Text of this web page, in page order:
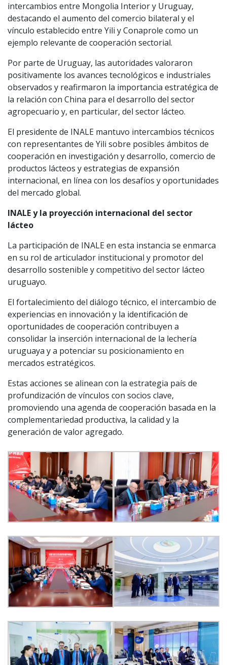
intercambios entre Mongolia Interior y Uruguay,
destacando el aumento del comercio bilateral y el
vínculo establecido entre Yili y Conaprole como un
ejemplo relevante de cooperación sectorial.
Por parte de Uruguay, las autoridades valoraron
positivamente los avances tecnológicos e industriales
observados y reafirmaron la importancia estratégica de
la relación con China para el desarrollo del sector
agropecuario y, en particular, del sector lácteo.
El presidente de INALE mantuvo intercambios técnicos
con representantes de Yili sobre posibles ámbitos de
cooperación en investigación y desarrollo, comercio de
productos lácteos y estrategias de expansión
internacional, en línea con los desafíos y oportunidades
del mercado global.
INALE y la proyección internacional del sector
lácteo
La participación de INALE en esta instancia se enmarca
en su rol de articulador institucional y promotor del
desarrollo sostenible y competitivo del sector lácteo
uruguayo.
El fortalecimiento del diálogo técnico, el intercambio de
experiencias en innovación y la identificación de
oportunidades de cooperación contribuyen a
consolidar la inserción internacional de la lechería
uruguaya y a potenciar su posicionamiento en
mercados estratégicos.
Estas acciones se alinean con la estrategia país de
profundización de vínculos con socios clave,
promoviendo una agenda de cooperación basada en la
complementariedad productiva, la calidad y la
generación de valor agregado.